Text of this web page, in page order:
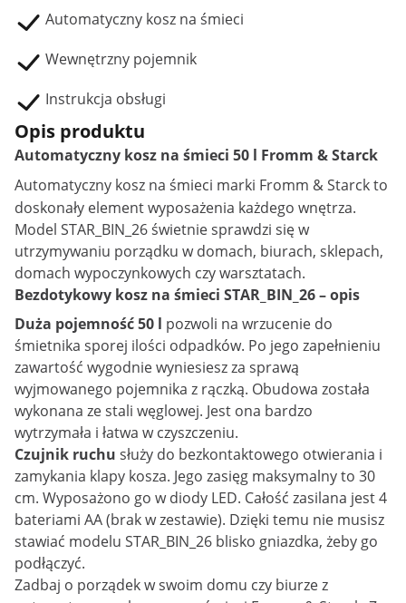
Automatyczny kosz na śmieci
Wewnętrzny pojemnik
Instrukcja obsługi
Opis produktu
Automatyczny kosz na śmieci 50 l Fromm & Starck
Automatyczny kosz na śmieci marki Fromm & Starck to
doskonały element wyposażenia każdego wnętrza.
Model STAR_BIN_26 świetnie sprawdzi się w
utrzymywaniu porządku w domach, biurach, sklepach,
domach wypoczynkowych czy warsztatach.
Bezdotykowy kosz na śmieci STAR_BIN_26 – opis
Duża pojemność 50 l pozwoli na wrzucenie do
śmietnika sporej ilości odpadków. Po jego zapełnieniu
zawartość wygodnie wyniesiesz za sprawą
wyjmowanego pojemnika z rączką. Obudowa została
wykonana ze stali węglowej. Jest ona bardzo
wytrzymała i łatwa w czyszczeniu.
Czujnik ruchu służy do bezkontaktowego otwierania i
zamykania klapy kosza. Jego zasięg maksymalny to 30
cm. Wyposażono go w diody LED. Całość zasilana jest 4
bateriami AA (brak w zestawie). Dzięki temu nie musisz
stawiać modelu STAR_BIN_26 blisko gniazdka, żeby go
podłączyć.
Zadbaj o porządek w swoim domu czy biurze z